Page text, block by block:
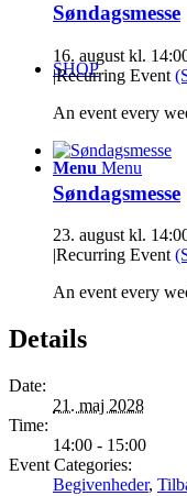
SHOP
Menu Menu
Søndagsmesse
16. august kl.
|Recurring Event
An event every
Søndagsmesse
23. august kl.
Recurring Event
An event every
Details
Date:
21. maj 2028
Time:
14:00 - 15:00
Event Categories:
Begivenheder,